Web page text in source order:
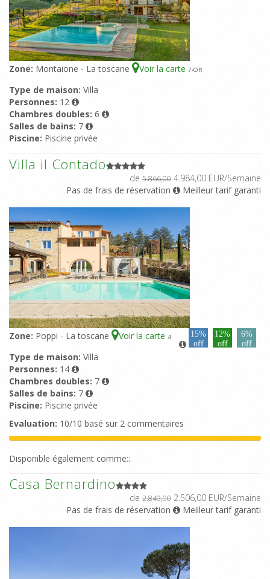
Zone: Montaione - La toscane Voir la carte 7-OR
Type de maison: Villa
Personnes: 12
Chambres doubles: 6
Salles de bains: 7
Piscine: Piscine privée
Villa il Contado
de 5.866,00 4.984,00 EUR/Semaine
Pas de frais de réservation
Meilleur tarif garanti
Zone: Poppi - La toscane Voir la carte 4
15%
off
12%
off
6%
off
Type de maison: Villa
Personnes: 14
Chambres doubles: 7
Salles de bains: 7
Piscine: Piscine privée
Evaluation: 10/10 basé sur 2 commentaires
Disponible également comme::
Casa Bernardino
de 2.849,00 2.506,00 EUR/Semaine
Pas de frais de réservation
Meilleur tarif garanti